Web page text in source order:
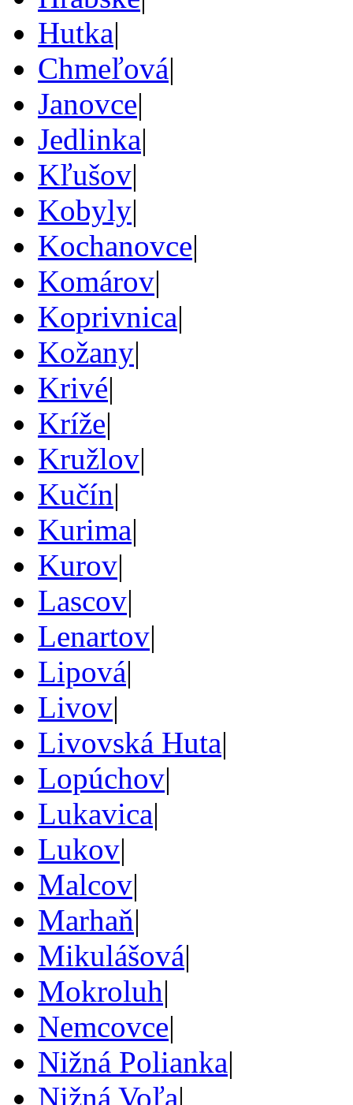
Hutka|
Chmeľová|
Janovce|
Jedlinka|
Kľušov|
Kobyly|
Kochanovce|
Komárov|
Koprivnica|
Kožany|
Krivé|
Kríže|
Kružlov|
Kučín|
Kurima|
Kurov|
Lascov|
Lenartov|
Lipová|
Livov|
Livovská Huta|
Lopúchov|
Lukavica|
Lukov|
Malcov|
Marhaň|
Mikulášová|
Mokroluh|
Nemcovce|
Nižná Polianka|
Nižná Voľa|